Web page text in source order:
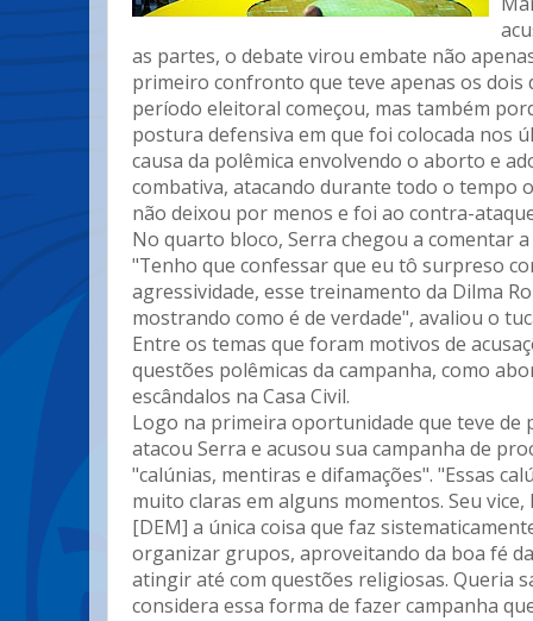
as partes, o debate virou embate não
primeiro confronto que teve apenas os dois
período eleitoral começou, mas também
postura defensiva em que foi colocada nos
causa da polêmica envolvendo o aborto e
combativa, atacando durante todo o tempo
não deixou por menos e foi ao contra-
No quarto bloco, Serra chegou a comentar
"Tenho que confessar que eu tô surpreso
agressividade, esse treinamento da Dilma
mostrando como é de verdade", avaliou o
Entre os temas que foram motivos de
questões polêmicas da campanha, como
escândalos na Casa Civil.
Logo na primeira oportunidade que teve de
atacou Serra e acusou sua campanha de
"calúnias, mentiras e difamações". "Essas
muito claras em alguns momentos. Seu vice,
[DEM] a única coisa que faz
organizar grupos, aproveitando da boa fé
atingir até com questões religiosas. Queria
considera essa forma de fazer campanha